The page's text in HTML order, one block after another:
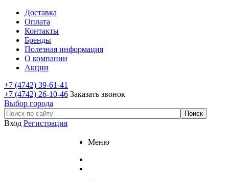
Доставка
Оплата
Контакты
Бренды
Полезная информация
О компании
Акции
+7 (4742) 39-61-41
+7 (4742) 26-10-46 Заказать звонок
Выбор города
Вход Регистрация
Меню